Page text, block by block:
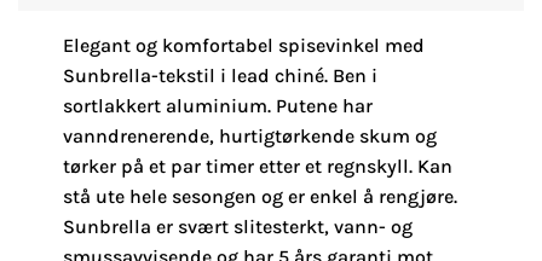
Elegant og komfortabel spisevinkel med
Sunbrella-tekstil i lead chiné. Ben i
sortlakkert aluminium. Putene har
vanndrenerende, hurtigtørkende skum og
tørker på et par timer etter et regnskyll. Kan
stå ute hele sesongen og er enkel å rengjøre.
Sunbrella er svært slitesterkt, vann- og